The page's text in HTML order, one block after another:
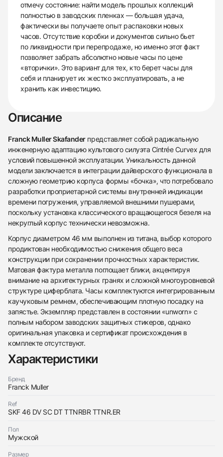
отмечу состояние: найти модель прошлых коллекций
полностью в заводских пленках — большая удача,
фактически вы получаете опыт распаковки новых
часов. Отсутствие коробки и документов сильно бьет
по ликвидности при перепродаже, но именно этот факт
позволяет забрать абсолютно новые часы по цене
«вторички». Это вариант для тех, кто берет часы для
себя и планирует их жестко эксплуатировать, а не
хранить как инвестицию.
Описание
Franck Muller Skafanderпредставляет собой радикальную
инженерную адаптацию культового силуэта Cintrée Curvex для
условий повышенной эксплуатации. Уникальность данной
модели заключается в интеграции дайверского функционала в
сложную геометрию корпуса формы «бочка», что потребовало
разработки проприетарной системы внутренней индикации
времени погружения, управляемой внешними пушерами,
поскольку установка классического вращающегося безеля на
некруглый корпус технически невозможна.
Корпус диаметром 46 мм выполнен из титана, выбор которого
продиктован необходимостью снижения общего веса
конструкции при сохранении прочностных характеристик.
Матовая фактура металла поглощает блики, акцентируя
внимание на архитектурных гранях и сложной многоуровневой
структуре циферблата. Часы комплектуются интегрированным
каучуковым ремнем, обеспечивающим плотную посадку на
запястье. Экземпляр представлен в состоянии «unworn» с
полным набором заводских защитных стикеров, однако
оригинальная упаковка и сертификат происхождения в
комплекте отсутствуют.
Характеристики
Бренд
Franck Muller
Ref
SKF 46 DV SC DT TTNRBR TTNR.ER
Пол
Мужской
Размер
Оставьте ваши контактные данные и мы свяжемся
Трейд-ин часов